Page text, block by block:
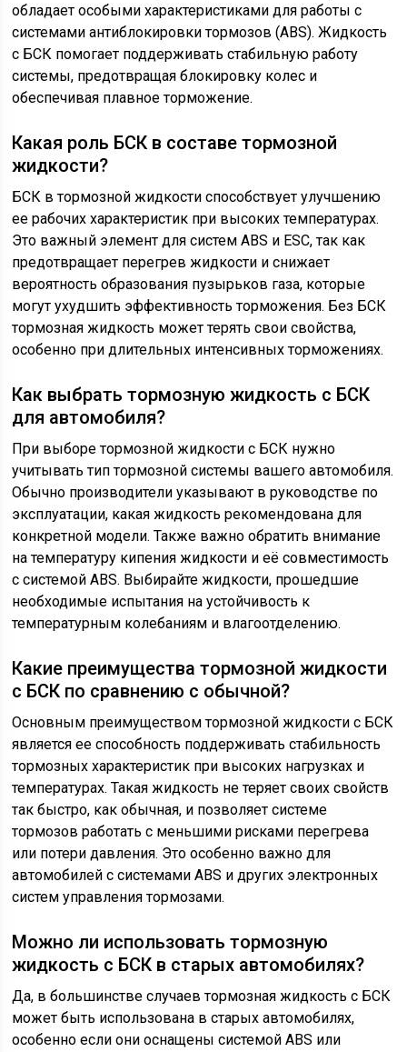
обладает особыми характеристиками для работы с
системами антиблокировки тормозов (ABS). Жидкость
с БСК помогает поддерживать стабильную работу
системы, предотвращая блокировку колес и
обеспечивая плавное торможение.
Какая роль БСК в составе тормозной
жидкости?
БСК в тормозной жидкости способствует улучшению
ее рабочих характеристик при высоких температурах.
Это важный элемент для систем ABS и ESC, так как
предотвращает перегрев жидкости и снижает
вероятность образования пузырьков газа, которые
могут ухудшить эффективность торможения. Без БСК
тормозная жидкость может терять свои свойства,
особенно при длительных интенсивных торможениях.
Как выбрать тормозную жидкость с БСК
для автомобиля?
При выборе тормозной жидкости с БСК нужно
учитывать тип тормозной системы вашего автомобиля.
Обычно производители указывают в руководстве по
эксплуатации, какая жидкость рекомендована для
конкретной модели. Также важно обратить внимание
на температуру кипения жидкости и её совместимость
с системой ABS. Выбирайте жидкости, прошедшие
необходимые испытания на устойчивость к
температурным колебаниям и влагоотделению.
Какие преимущества тормозной жидкости
с БСК по сравнению с обычной?
Основным преимуществом тормозной жидкости с БСК
является ее способность поддерживать стабильность
тормозных характеристик при высоких нагрузках и
температурах. Такая жидкость не теряет своих свойств
так быстро, как обычная, и позволяет системе
тормозов работать с меньшими рисками перегрева
или потери давления. Это особенно важно для
автомобилей с системами ABS и других электронных
систем управления тормозами.
Можно ли использовать тормозную
жидкость с БСК в старых автомобилях?
Да, в большинстве случаев тормозная жидкость с БСК
может быть использована в старых автомобилях,
особенно если они оснащены системой ABS или